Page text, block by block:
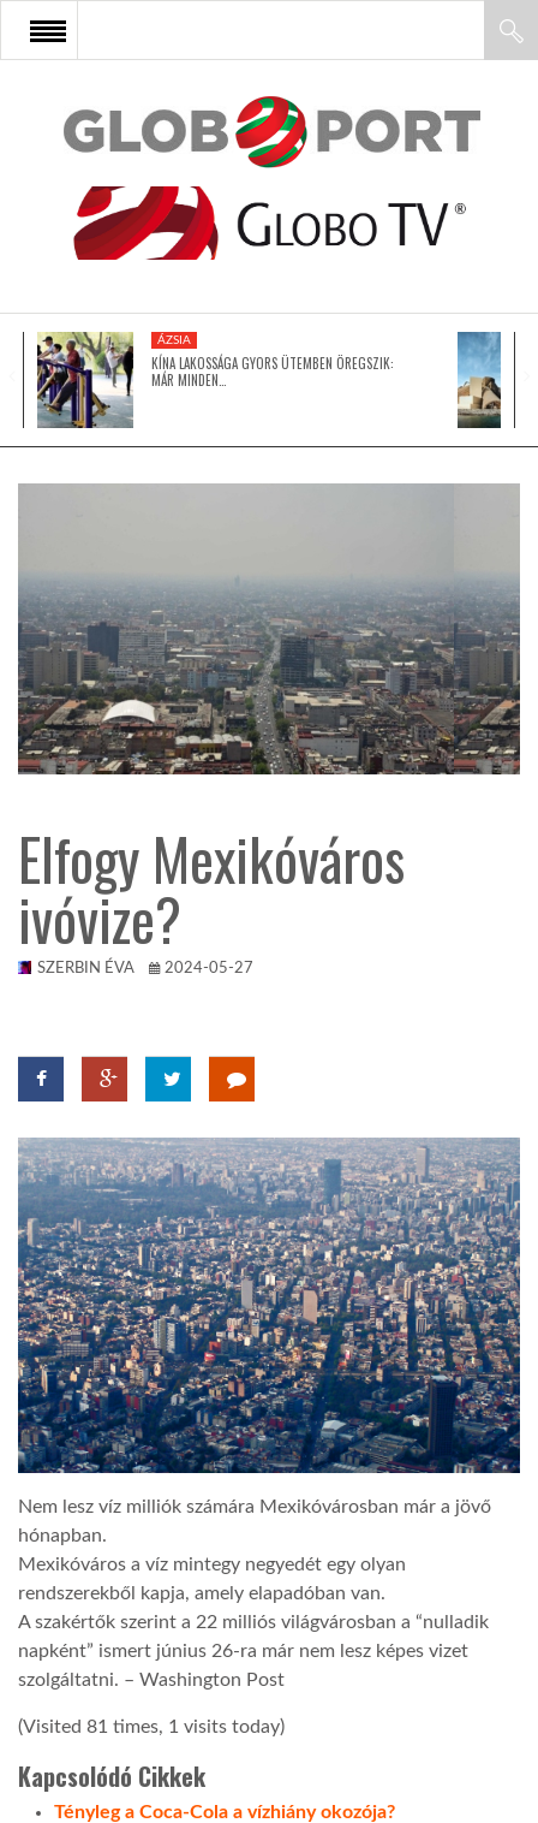
FŐOLDAL
AFRIKA
ÁZSIA
KÖZEL-KELET
AUSZTRÁLIA
A VILÁG ITTHON
GLOBOTV BP
GLOBOTV
AFRIKA TUDÁSTÁR
A NAP SZÉPE
LINKTR.EE
GLOBOZSARU
DOBRAVERO.HU
ÁZSIA
KÍNA LAKOSSÁGA GYORS ÜTEMBEN ÖREGSZIK:
MÁR MINDEN…
Elfogy Mexikóváros
ivóvize?
SZERBIN ÉVA 2024-05-27
Nem lesz víz milliók számára Mexikóvárosban már a jövő
hónapban.
Mexikóváros a víz mintegy negyedét egy olyan
rendszerekből kapja, amely elapadóban van.
A szakértők szerint a 22 milliós világvárosban a “nulladik
napként” ismert június 26-ra már nem lesz képes vizet
szolgáltatni. – Washington Post
(Visited 81 times, 1 visits today)
Kapcsolódó Cikkek
Tényleg a Coca-Cola a vízhiány okozója?